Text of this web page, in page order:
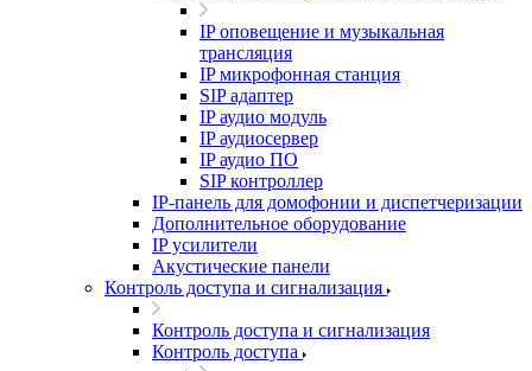
IP оповещение и музыкальная
трансляция
IP микрофонная станция
SIP адаптер
IP аудио модуль
IP аудиосервер
IP аудио ПО
SIP контроллер
IP-панель для домофонии и диспетчеризации
Дополнительное оборудование
IP усилители
Акустические панели
Контроль доступа и сигнализация
Контроль доступа и сигнализация
Контроль доступа